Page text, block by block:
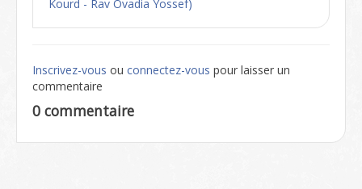
Kourd - Rav Ovadia Yossef)
Inscrivez-vous ou connectez-vous pour laisser un
commentaire
0 commentaire